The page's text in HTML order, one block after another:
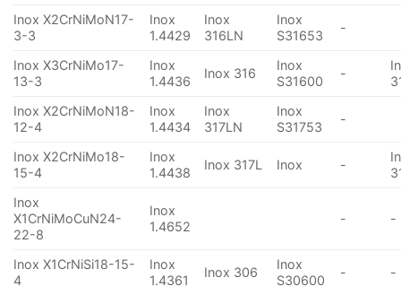
Inox X2CrNiMoN17-
3-3
Inox
1.4429
Inox
316LN
Inox
S31653
-
Inox X3CrNiMo17-
13-3
Inox
1.4436
Inox 316
Inox
S31600
-
Inox X2CrNiMoN18-
12-4
Inox
1.4434
Inox
317LN
Inox
S31753
-
Inox X2CrNiMo18-
15-4
Inox
1.4438
Inox 317L Inox -
Inox
X1CrNiMoCuN24-
22-8
Inox
1.4652
- -
Inox X1CrNiSi18-15-
4
Inox
1.4361
Inox 306
Inox
S30600
- -